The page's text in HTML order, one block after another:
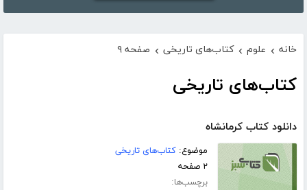
خانه › علوم › کتاب‌های تاریخی › صفحه ۹
کتاب‌های تاریخی
دانلود کتاب کرمانشاه
موضوع:کتاب‌های تاریخی
۲ صفحه
برچسب‌ها: